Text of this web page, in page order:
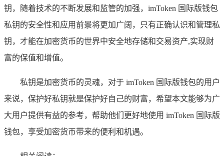
钥，随着技术的不断发展和监管的加强，imToken 国际版钱包
私钥的安全性和应用前景将更加广阔，只有正确认识和管理私
钥，才能在加密货币的世界中安全地存储和交易资产,实现财
富的保值和增值。
私钥是加密货币的灵魂，对于 imToken 国际版钱包的用户
来说，保护好私钥就是保护好自己的财富，希望本文能够为广
大用户提供有益的参考，帮助他们更好地使用 imToken 国际版
钱包，享受加密货币带来的便利和机遇。